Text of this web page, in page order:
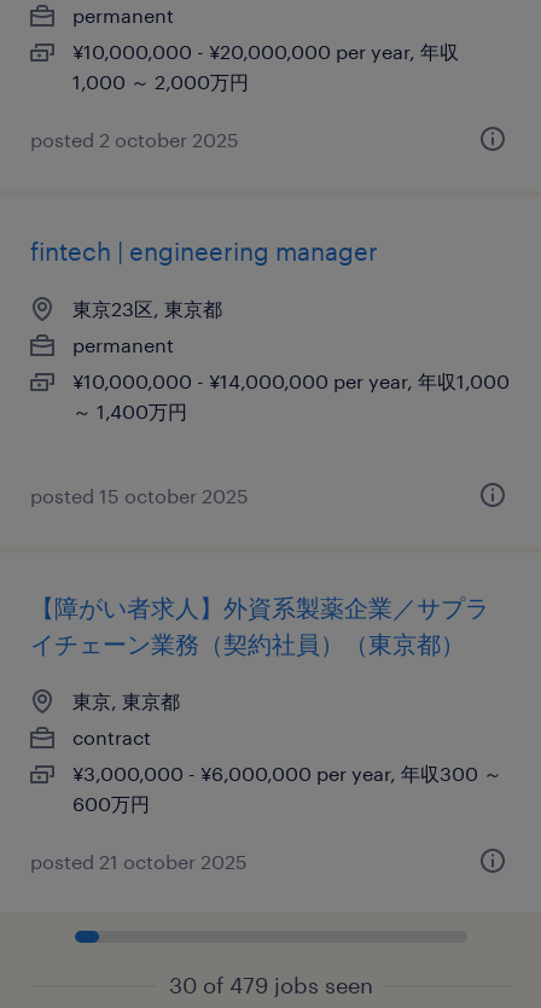
permanent
¥10,000,000 - ¥20,000,000 per year, 年収
1,000 ～ 2,000万円
posted 2 october 2025
fintech | engineering manager
東京23区, 東京都
permanent
¥10,000,000 - ¥14,000,000 per year, 年収1,000
～ 1,400万円
posted 15 october 2025
【障がい者求人】外資系製薬企業／サプラ
イチェーン業務（契約社員）（東京都）
東京, 東京都
contract
¥3,000,000 - ¥6,000,000 per year, 年収300 ～
600万円
posted 21 october 2025
30 of 479 jobs seen